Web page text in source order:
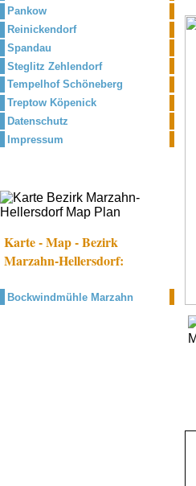
Pankow
Reinickendorf
Spandau
Steglitz Zehlendorf
Tempelhof Schöneberg
Treptow Köpenick
Datenschutz
Impressum
Karte - Map - Bezirk
Marzahn-Hellersdorf:
Bockwindmühle Marzahn